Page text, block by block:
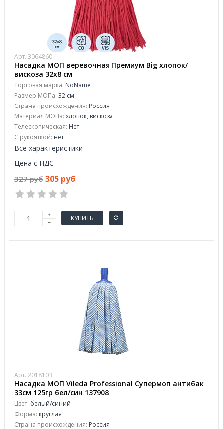
Арт. 3064860
Насадка МОП веревочная Премиум Big хлопок/
вискоза 32x8 см
Торговая марка: NoName
Размер МОПа: 32 см
Страна происхождения: Россия
Материал МОПа: хлопок, вискоза
Телескопическая: Нет
С рукояткой: нет
Все характеристики
Цена с НДС
327 руб 305 руб
КУПИТЬ
Арт. 2018103
Насадка МОП Vileda Professional Супермоп антибак
33см 125гр бел/син 137908
Цвет: белый/синий
Форма: круглая
Страна происхождения: Россия